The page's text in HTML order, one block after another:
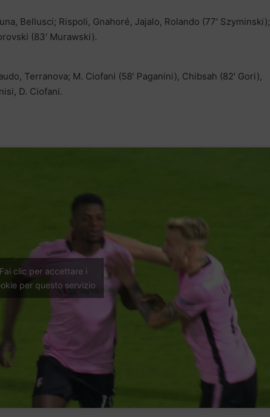
Bellusci; Rispoli, Gnahoré, Jajalo, Rolando (77′ Szyminski);
(83′ Murawski).
Terranova; M. Ciofani (58′ Paganini), Chibsah (82′ Gori),
D. Ciofani.
Fai clic per accettare i
per questo servizio